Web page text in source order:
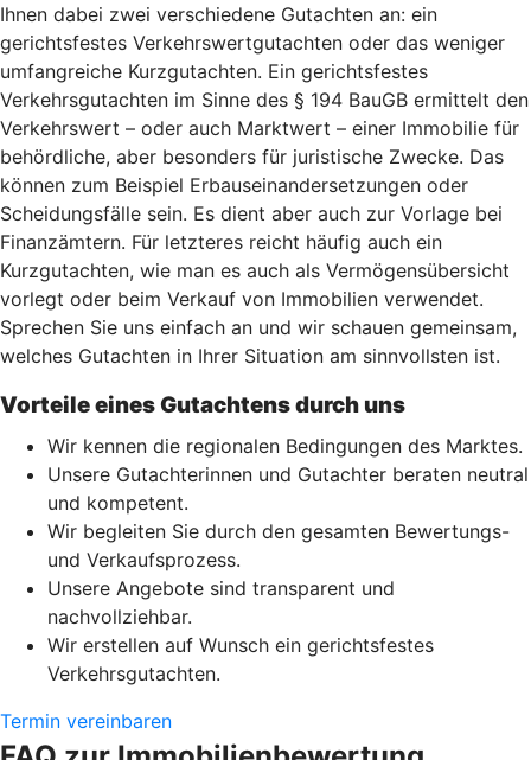
Ihnen dabei zwei verschiedene Gutachten an: ein
gerichtsfestes Verkehrswertgutachten oder das weniger
umfangreiche Kurzgutachten. Ein gerichtsfestes
Verkehrsgutachten im Sinne des § 194 BauGB ermittelt den
Verkehrswert – oder auch Marktwert – einer Immobilie für
behördliche, aber besonders für juristische Zwecke. Das
können zum Beispiel Erbauseinandersetzungen oder
Scheidungsfälle sein. Es dient aber auch zur Vorlage bei
Finanzämtern. Für letzteres reicht häufig auch ein
Kurzgutachten, wie man es auch als Vermögensübersicht
vorlegt oder beim Verkauf von Immobilien verwendet.
Sprechen Sie uns einfach an und wir schauen gemeinsam,
welches Gutachten in Ihrer Situation am sinnvollsten ist.
Vorteile eines Gutachtens durch uns
Wir kennen die regionalen Bedingungen des Marktes.
Unsere Gutachterinnen und Gutachter beraten neutral
und kompetent.
Wir begleiten Sie durch den gesamten Bewertungs-
und Verkaufsprozess.
Unsere Angebote sind transparent und
nachvollziehbar.
Wir erstellen auf Wunsch ein gerichtsfestes
Verkehrsgutachten.
Termin vereinbaren